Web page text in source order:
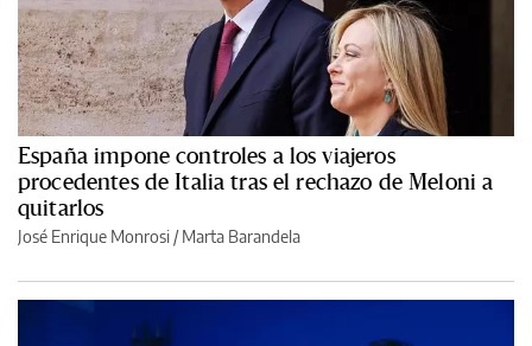
España impone controles a los viajeros
procedentes de Italia tras el rechazo de Meloni a
quitarlos
José Enrique Monrosi / Marta Barandela